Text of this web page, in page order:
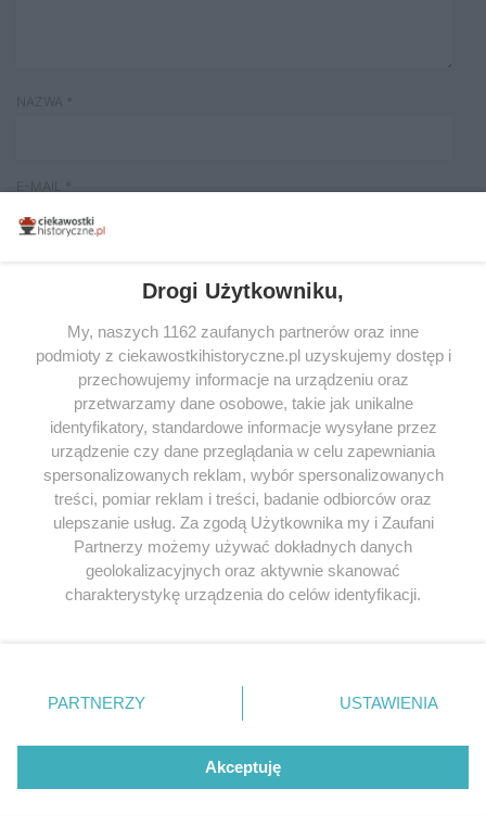
napisał/a 15.02.2026
Wspaniała historia. Oto prawdziwa bohaterka, właśnie
dla takich ludzi jest Order Orła Białego, a oni przyznają
takie wyróżnienie Macierewiczowi. Skandal!
Odpowiedz
Przeglądaj książki historyczne w
najlepszych cenach
Drogi Użytkowniku,
My, naszych 1162 zaufanych partnerów oraz inne
podmioty z ciekawostkihistoryczne.pl uzyskujemy dostęp i
przechowujemy informacje na urządzeniu oraz
przetwarzamy dane osobowe, takie jak unikalne
identyfikatory, standardowe informacje wysyłane przez
urządzenie czy dane przeglądania w celu zapewniania
spersonalizowanych reklam, wybór spersonalizowanych
treści, pomiar reklam i treści, badanie odbiorców oraz
ulepszanie usług. Za zgodą Użytkownika my i Zaufani
Partnerzy możemy używać dokładnych danych
geolokalizacyjnych oraz aktywnie skanować
charakterystykę urządzenia do celów identyfikacji.
zmienić/wycofać klikając przycisk ustawień prywatności
znajdujący się w lewym dolnym rogu strony
. Niektóre
użytkownika, ale masz prawo sprzeciwić się takiemu
przetwarzaniu. Preferencje będą miały zastosowania tylko
PARTNERZY USTAWIENIA
Akceptuję